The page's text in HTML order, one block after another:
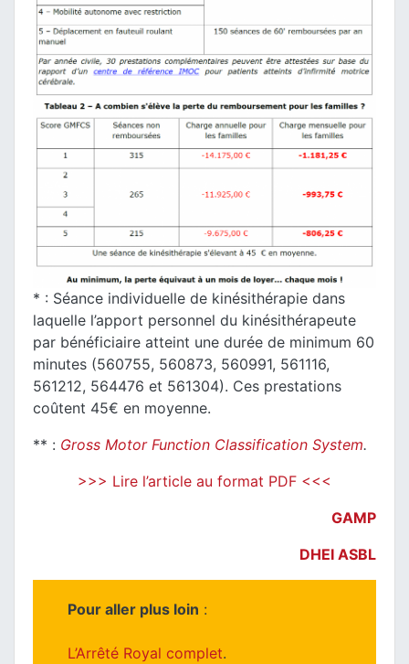
* : Séance individuelle de kinésithérapie dans
laquelle l’apport personnel du kinésithérapeute
par bénéficiaire atteint une durée de minimum 60
minutes (560755, 560873, 560991, 561116,
561212, 564476 et 561304). Ces prestations
coûtent 45€ en moyenne.
** : Gross Motor Function Classification System.
>>> Lire l’article au format PDF <<<
GAMP
DHEI ASBL
Pour aller plus loin :
L’Arrêté Royal complet.